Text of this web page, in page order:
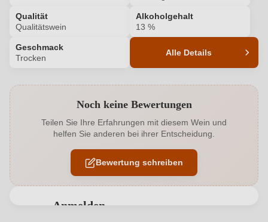
Qualität
Qualitätswein
Alkoholgehalt
13 %
Geschmack
Trocken
Alle Details
Alkoholgehalt in % 13 %
Allergene Enthält Sulfite
Ausbau Edelstahltank
Noch keine Bewertungen
Teilen Sie Ihre Erfahrungen mit diesem Wein und
helfen Sie anderen bei ihrer Entscheidung.
Bewertung schreiben
Anmelden